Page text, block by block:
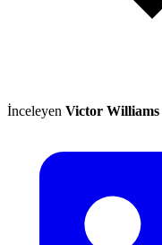
İnceleyen Victor Williams